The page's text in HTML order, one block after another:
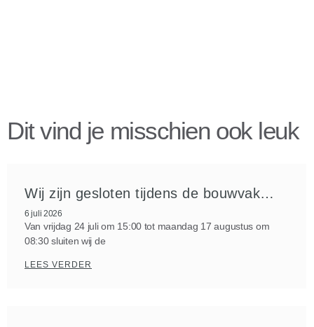
Dit vind je misschien ook leuk
Wij zijn gesloten tijdens de bouwvak…
6 juli 2026
Van vrijdag 24 juli om 15:00 tot maandag 17 augustus om
08:30 sluiten wij de
LEES VERDER